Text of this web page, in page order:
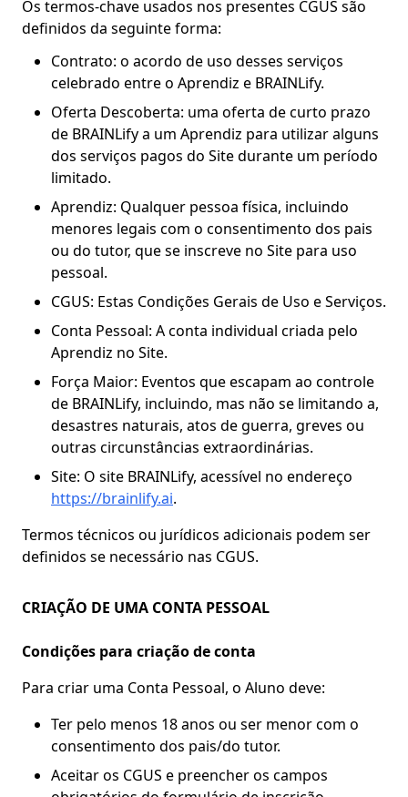
Os termos-chave usados nos presentes CGUS são
definidos da seguinte forma:
Contrato: o acordo de uso desses serviços
celebrado entre o Aprendiz e BRAINLify.
Oferta Descoberta: uma oferta de curto prazo
de BRAINLify a um Aprendiz para utilizar alguns
dos serviços pagos do Site durante um período
limitado.
Aprendiz: Qualquer pessoa física, incluindo
menores legais com o consentimento dos pais
ou do tutor, que se inscreve no Site para uso
pessoal.
CGUS: Estas Condições Gerais de Uso e Serviços.
Conta Pessoal: A conta individual criada pelo
Aprendiz no Site.
Força Maior: Eventos que escapam ao controle
de BRAINLify, incluindo, mas não se limitando a,
desastres naturais, atos de guerra, greves ou
outras circunstâncias extraordinárias.
Site: O site BRAINLify, acessível no endereço
https://brainlify.ai.
Termos técnicos ou jurídicos adicionais podem ser
definidos se necessário nas CGUS.
CRIAÇÃO DE UMA CONTA PESSOAL
Condições para criação de conta
Para criar uma Conta Pessoal, o Aluno deve:
Ter pelo menos 18 anos ou ser menor com o
consentimento dos pais/do tutor.
Aceitar os CGUS e preencher os campos